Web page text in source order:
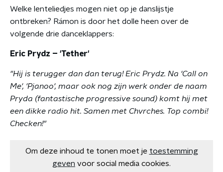
Welke lenteliedjes mogen niet op je danslijstje
ontbreken? Rámon is door het dolle heen over de
volgende drie danceklappers:
Eric Prydz – 'Tether'
"Hij is terugger dan dan terug! Eric Prydz. Na 'Call on
Me', 'Pjanoo', maar ook nog zijn werk onder de naam
Pryda (fantastische progressive sound) komt hij met
een dikke radio hit. Samen met Chvrches. Top combi!
Checken!"
Om deze inhoud te tonen moet je toestemming
geven voor social media cookies.